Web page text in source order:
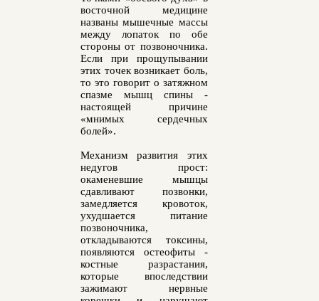
восточной медицине
названы мышечные массы
между лопаток по обе
стороны от позвоночника.
Если при прощупывании
этих точек возникает боль,
то это говорит о затяжном
спазме мышц спины -
настоящей причине
«мнимых сердечных
болей».
Механизм развития этих
недугов прост:
окаменевшие мышцы
сдавливают позвонки,
замедляется кровоток,
ухудшается питание
позвоночника,
откладываются токсины,
появляются остеофиты -
костные разрастания,
которые впоследствии
зажимают нервные